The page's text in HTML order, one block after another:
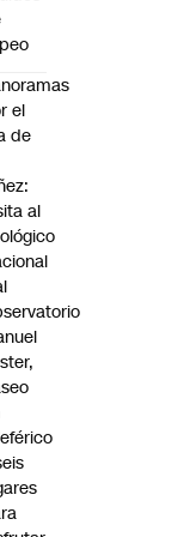
el
de
al